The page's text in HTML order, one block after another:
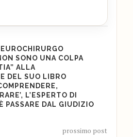
SONO UNA COLPA
ALLA
DEL SUO LIBRO
L’ESPERTO DI
PASSARE DAL GIUDIZIO
prossimo post